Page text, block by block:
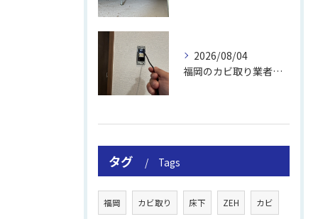
2026/08/04
福岡のカビ取り業者おすすめの選び方と費用
タグ Tags
福岡 カビ取り 床下 ZEH カビ